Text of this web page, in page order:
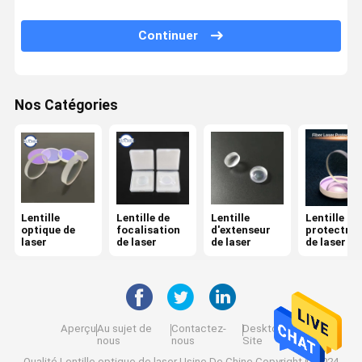
Filtre passe-bande optique
Optique d'IR
Miroir de cale
Continuer
Nos Catégories
Lentille
optique de
laser
Lentille de
focalisation
de laser
Lentille
d'extenseur
de laser
Lentille
de laser de
Aperçu Au sujet de
nous
Contactez-
nous
Desktop
Site